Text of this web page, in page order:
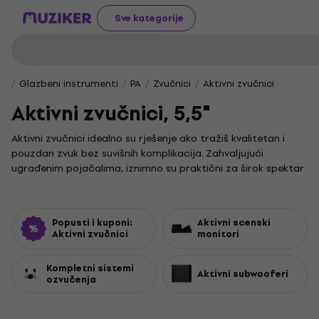
Sve kategorije
Glazbeni instrumenti PA Zvučnici Aktivni zvučnici
Aktivni zvučnici, 5,5"
Aktivni zvučnici idealno su rješenje ako tražiš kvalitetan i
pouzdan zvuk bez suvišnih komplikacija. Zahvaljujući
ugrađenim pojačalima, iznimno su praktični za širok spektar
Za profesionalnu scensku primjenu, aktivni scenski monitori
pružaju ti preciznu zvučnu sliku kako bi svaki nastup bio
rješenja za ozvučenje, dok će duboki basovi iz aktivnih
subwoofera upotpuniti svaki glazbeni doživljaj.
Popusti i kuponi:
Aktivni zvučnici
Aktivni scenski
monitori
Kompletni sistemi
ozvučenja Aktivni subwooferi